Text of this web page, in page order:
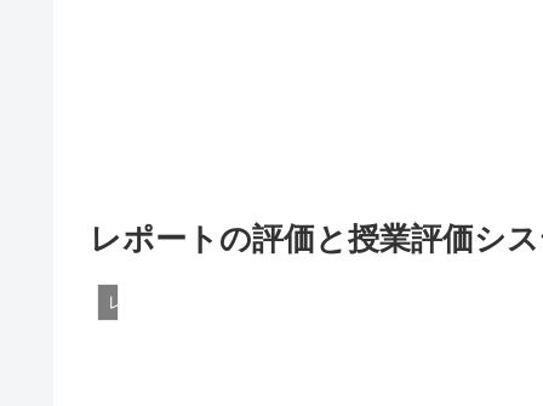
レポートの評価と授業評価シ
レポート